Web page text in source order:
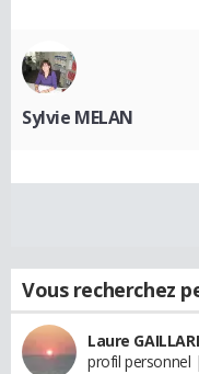
Sylvie MELAN
Vous recherchez
Laure
profil personnel |